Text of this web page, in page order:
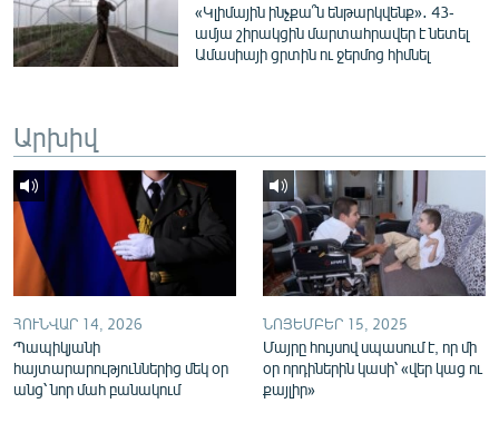
Հայերեն
Русский
ՀԵՏԵՎԵՔ ՄԵԶ
«Ազատության» բոլոր կայքերը
«Կլիմային ինչքա՞ն ենթարկվենք»․ 43-
ամյա շիրակցին մարտահրավեր է նետել
Ամասիայի ցրտին ու ջերմոց հիմնել
Արխիվ
ՀՈՒՆՎԱՐ 14, 2026
Պապիկյանի
հայտարարություններից մեկ օր
անց՝ նոր մահ բանակում
ՆՈՅԵՄԲԵՐ 15, 2025
Մայրը հույսով սպասում է, որ մի
օր որդիներին կասի՝ «վեր կաց ու
քայլիր»